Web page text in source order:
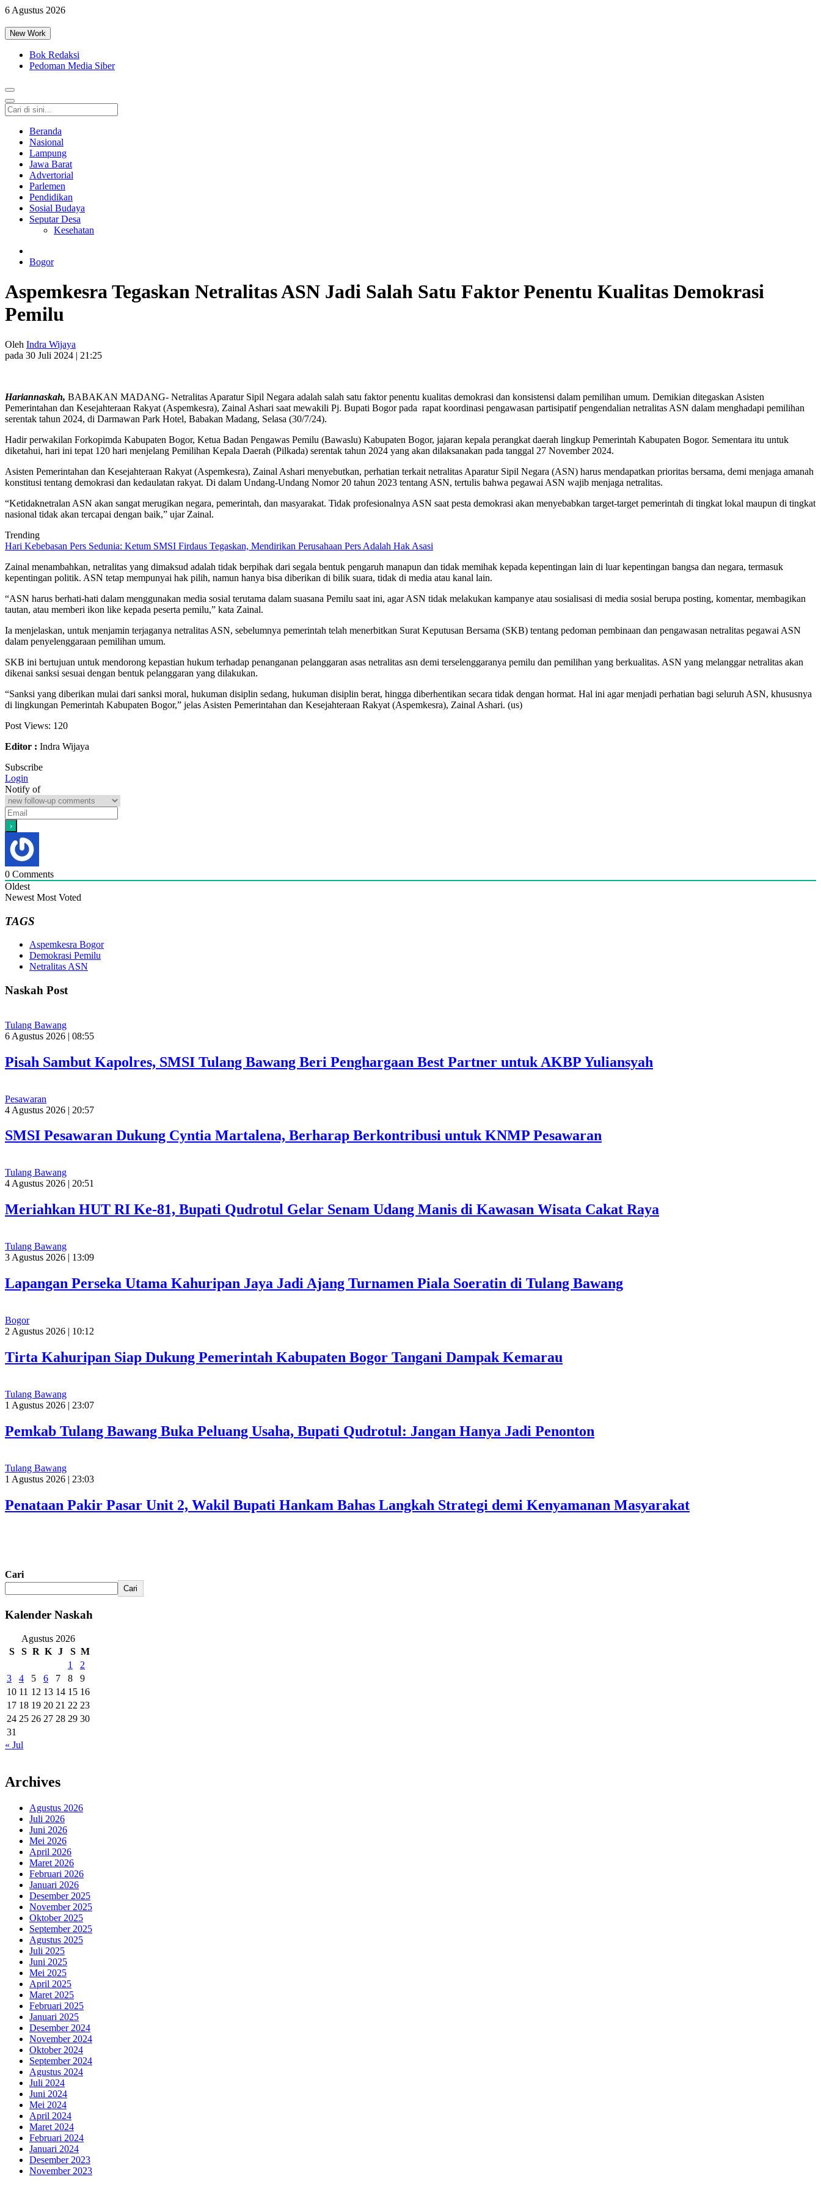
6 Agustus 2026
New Work
Bok Redaksi
Pedoman Media Siber
Beranda
Nasional
Lampung
Jawa Barat
Advertorial
Parlemen
Pendidikan
Sosial Budaya
Seputar Desa
Kesehatan
Bogor
Aspemkesra Tegaskan Netralitas ASN Jadi Salah Satu Faktor Penentu Kualitas Demokrasi
Pemilu
Oleh Indra Wijaya
pada 30 Juli 2024 | 21:25
Hariannaskah, BABAKAN MADANG- Netralitas Aparatur Sipil Negara adalah salah satu faktor penentu kualitas demokrasi dan konsistensi dalam pemilihan umum. Demikian ditegaskan Asisten
Pemerintahan dan Kesejahteraan Rakyat (Aspemkesra), Zainal Ashari saat mewakili Pj. Bupati Bogor pada rapat koordinasi pengawasan partisipatif pengendalian netralitas ASN dalam menghadapi pemilihan
serentak tahun 2024, di Darmawan Park Hotel, Babakan Madang, Selasa (30/7/24).
Hadir perwakilan Forkopimda Kabupaten Bogor, Ketua Badan Pengawas Pemilu (Bawaslu) Kabupaten Bogor, jajaran kepala perangkat daerah lingkup Pemerintah Kabupaten Bogor. Sementara itu untuk
diketahui, hari ini tepat 120 hari menjelang Pemilihan Kepala Daerah (Pilkada) serentak tahun 2024 yang akan dilaksanakan pada tanggal 27 November 2024.
Asisten Pemerintahan dan Kesejahteraan Rakyat (Aspemkesra), Zainal Ashari menyebutkan, perhatian terkait netralitas Aparatur Sipil Negara (ASN) harus mendapatkan prioritas bersama, demi menjaga amanah
konstitusi tentang demokrasi dan kedaulatan rakyat. Di dalam Undang-Undang Nomor 20 tahun 2023 tentang ASN, tertulis bahwa pegawai ASN wajib menjaga netralitas.
“Ketidaknetralan ASN akan sangat merugikan negara, pemerintah, dan masyarakat. Tidak profesionalnya ASN saat pesta demokrasi akan menyebabkan target-target pemerintah di tingkat lokal maupun di tingkat
nasional tidak akan tercapai dengan baik,” ujar Zainal.
Trending
Hari Kebebasan Pers Sedunia: Ketum SMSI Firdaus Tegaskan, Mendirikan Perusahaan Pers Adalah Hak Asasi
Zainal menambahkan, netralitas yang dimaksud adalah tidak berpihak dari segala bentuk pengaruh manapun dan tidak memihak kepada kepentingan lain di luar kepentingan bangsa dan negara, termasuk
kepentingan politik. ASN tetap mempunyai hak pilih, namun hanya bisa diberikan di bilik suara, tidak di media atau kanal lain.
“ASN harus berhati-hati dalam menggunakan media sosial terutama dalam suasana Pemilu saat ini, agar ASN tidak melakukan kampanye atau sosialisasi di media sosial berupa posting, komentar, membagikan
tautan, atau memberi ikon like kepada peserta pemilu,” kata Zainal.
Ia menjelaskan, untuk menjamin terjaganya netralitas ASN, sebelumnya pemerintah telah menerbitkan Surat Keputusan Bersama (SKB) tentang pedoman pembinaan dan pengawasan netralitas pegawai ASN
dalam penyelenggaraan pemilihan umum.
SKB ini bertujuan untuk mendorong kepastian hukum terhadap penanganan pelanggaran asas netralitas asn demi terselenggaranya pemilu dan pemilihan yang berkualitas. ASN yang melanggar netralitas akan
dikenai sanksi sesuai dengan bentuk pelanggaran yang dilakukan.
“Sanksi yang diberikan mulai dari sanksi moral, hukuman disiplin sedang, hukuman disiplin berat, hingga diberhentikan secara tidak dengan hormat. Hal ini agar menjadi perhatian bagi seluruh ASN, khususnya
di lingkungan Pemerintah Kabupaten Bogor,” jelas Asisten Pemerintahan dan Kesejahteraan Rakyat (Aspemkesra), Zainal Ashari. (us)
Post Views: 120
Editor : Indra Wijaya
Subscribe
Login
Notify of
0 Comments
Oldest
Newest Most Voted
TAGS
Aspemkesra Bogor
Demokrasi Pemilu
Netralitas ASN
Naskah Post
Tulang Bawang
6 Agustus 2026 | 08:55
Pisah Sambut Kapolres, SMSI Tulang Bawang Beri Penghargaan Best Partner untuk AKBP Yuliansyah
Pesawaran
4 Agustus 2026 | 20:57
SMSI Pesawaran Dukung Cyntia Martalena, Berharap Berkontribusi untuk KNMP Pesawaran
Tulang Bawang
4 Agustus 2026 | 20:51
Meriahkan HUT RI Ke-81, Bupati Qudrotul Gelar Senam Udang Manis di Kawasan Wisata Cakat Raya
Tulang Bawang
3 Agustus 2026 | 13:09
Lapangan Perseka Utama Kahuripan Jaya Jadi Ajang Turnamen Piala Soeratin di Tulang Bawang
Bogor
2 Agustus 2026 | 10:12
Tirta Kahuripan Siap Dukung Pemerintah Kabupaten Bogor Tangani Dampak Kemarau
Tulang Bawang
1 Agustus 2026 | 23:07
Pemkab Tulang Bawang Buka Peluang Usaha, Bupati Qudrotul: Jangan Hanya Jadi Penonton
Tulang Bawang
1 Agustus 2026 | 23:03
Penataan Pakir Pasar Unit 2, Wakil Bupati Hankam Bahas Langkah Strategi demi Kenyamanan Masyarakat
Cari
Cari
Kalender Naskah
Agustus 2026
S
S R K J S M
1
2
3
4 5 6 7 8
9
10 11 12 13 14 15 16
17 18 19 20 21 22 23
24 25 26 27 28 29 30
31
« Jul
Archives
Agustus 2026
Juli 2026
Juni 2026
Mei 2026
April 2026
Maret 2026
Februari 2026
Januari 2026
Desember 2025
November 2025
Oktober 2025
September 2025
Agustus 2025
Juli 2025
Juni 2025
Mei 2025
April 2025
Maret 2025
Februari 2025
Januari 2025
Desember 2024
November 2024
Oktober 2024
September 2024
Agustus 2024
Juli 2024
Juni 2024
Mei 2024
April 2024
Maret 2024
Februari 2024
Januari 2024
Desember 2023
November 2023